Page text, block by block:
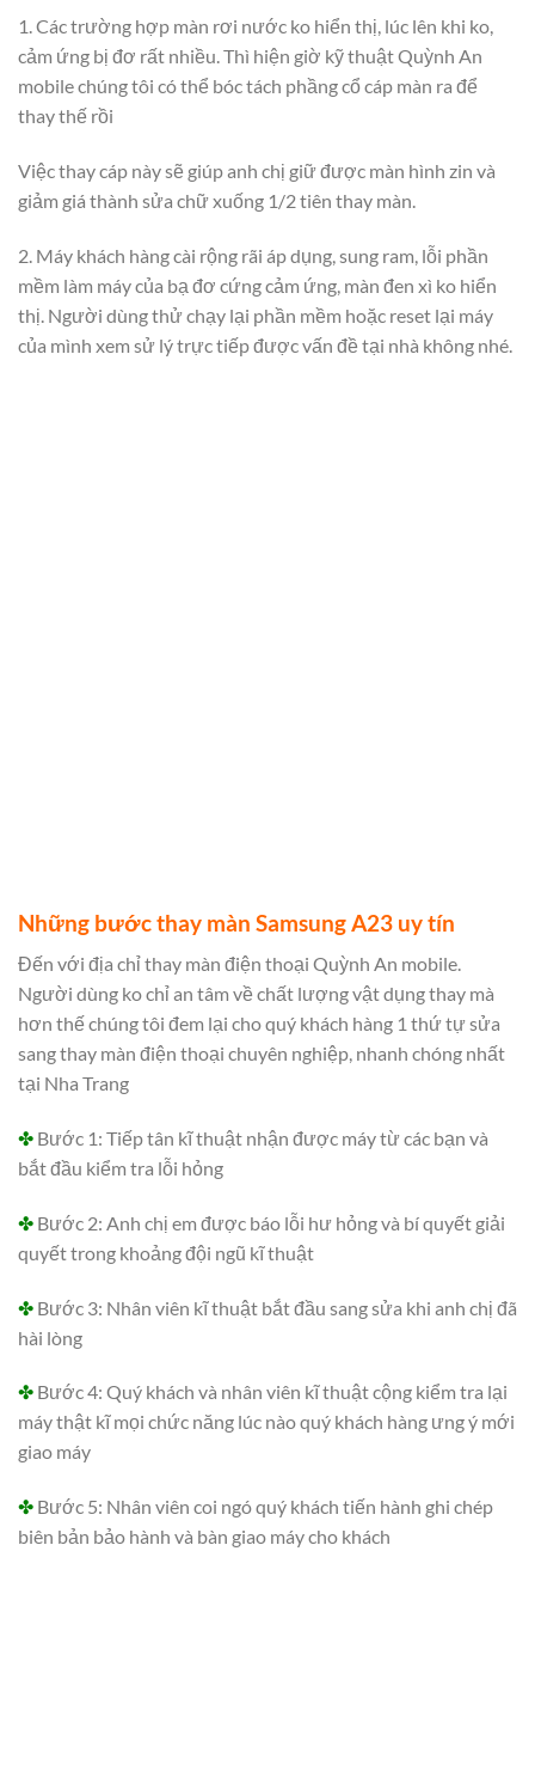
1. Các trường hợp màn rơi nước ko hiển thị, lúc lên khi ko,
cảm ứng bị đơ rất nhiều. Thì hiện giờ kỹ thuật Quỳnh An
mobile chúng tôi có thể bóc tách phầng cổ cáp màn ra để
thay thế rồi
Việc thay cáp này sẽ giúp anh chị giữ được màn hình zin và
giảm giá thành sửa chữ xuống 1/2 tiên thay màn.
2. Máy khách hàng cài rộng rãi áp dụng, sung ram, lỗi phần
mềm làm máy của bạ đơ cứng cảm ứng, màn đen xì ko hiển
thị. Người dùng thử chạy lại phần mềm hoặc reset lại máy
của mình xem sử lý trực tiếp được vấn đề tại nhà không nhé.
Những bước thay màn Samsung A23 uy tín
Đến với địa chỉ thay màn điện thoại Quỳnh An mobile.
Người dùng ko chỉ an tâm về chất lượng vật dụng thay mà
hơn thế chúng tôi đem lại cho quý khách hàng 1 thứ tự sửa
sang thay màn điện thoại chuyên nghiệp, nhanh chóng nhất
tại Nha Trang
✤ Bước 1: Tiếp tân kĩ thuật nhận được máy từ các bạn và
bắt đầu kiểm tra lỗi hỏng
✤ Bước 2: Anh chị em được báo lỗi hư hỏng và bí quyết giải
quyết trong khoảng đội ngũ kĩ thuật
✤ Bước 3: Nhân viên kĩ thuật bắt đầu sang sửa khi anh chị đã
hài lòng
✤ Bước 4: Quý khách và nhân viên kĩ thuật cộng kiểm tra lại
máy thật kĩ mọi chức năng lúc nào quý khách hàng ưng ý mới
giao máy
✤ Bước 5: Nhân viên coi ngó quý khách tiến hành ghi chép
biên bản bảo hành và bàn giao máy cho khách